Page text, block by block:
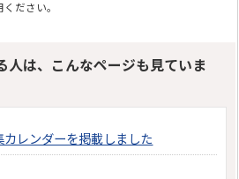
ださい。
人は、こんなページも見ていま
レンダーを掲載しました